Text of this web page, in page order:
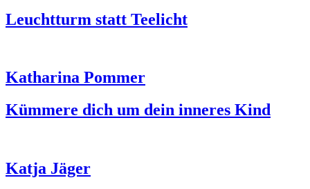
Leuchtturm statt Teelicht
Katharina Pommer
Kümmere dich um dein inneres Kind
Katja Jäger